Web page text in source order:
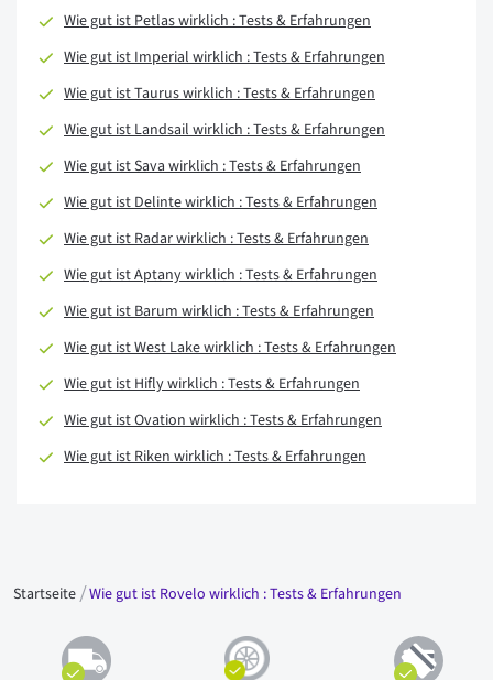
Wie gut ist Petlas wirklich : Tests & Erfahrungen
Wie gut ist Imperial wirklich : Tests & Erfahrungen
Wie gut ist Taurus wirklich : Tests & Erfahrungen
Wie gut ist Landsail wirklich : Tests & Erfahrungen
Wie gut ist Sava wirklich : Tests & Erfahrungen
Wie gut ist Delinte wirklich : Tests & Erfahrungen
Wie gut ist Radar wirklich : Tests & Erfahrungen
Wie gut ist Aptany wirklich : Tests & Erfahrungen
Wie gut ist Barum wirklich : Tests & Erfahrungen
Wie gut ist West Lake wirklich : Tests & Erfahrungen
Wie gut ist Hifly wirklich : Tests & Erfahrungen
Wie gut ist Ovation wirklich : Tests & Erfahrungen
Wie gut ist Riken wirklich : Tests & Erfahrungen
Startseite Wie gut ist Rovelo wirklich : Tests & Erfahrungen